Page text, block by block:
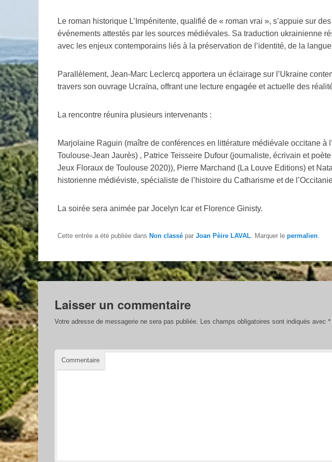
Le roman historique L’Impénitente, qualifié de « roman vrai », s’appuie sur
événements attestés par les sources médiévales. Sa traduction ukrainienne
avec les enjeux contemporains liés à la préservation de l’identité, de la
Parallèlement, Jean-Marc Leclercq apportera un éclairage sur l’Ukraine
travers son ouvrage Ucraïna, offrant une lecture engagée et actuelle des
La rencontre réunira plusieurs intervenants :
Marjolaine Raguin (maître de conférences en littérature médiévale occitane à
Toulouse-Jean Jaurès) , Patrice Teisseire Dufour (journaliste, écrivain et
Jeux Floraux de Toulouse 2020)), Pierre Marchand (La Louve Editions) et
historienne médiéviste, spécialiste de l’histoire du Catharisme et de
La soirée sera animée par Jocelyn Icar et Florence Ginisty.
Cette entrée a été publiée dans Non classé par Joan Pèire LAVAL. Marquer le permalien.
Laisser un commentaire
Votre adresse de messagerie ne sera pas publiée. Les champs obligatoires sont indiqués avec *
Commentaire